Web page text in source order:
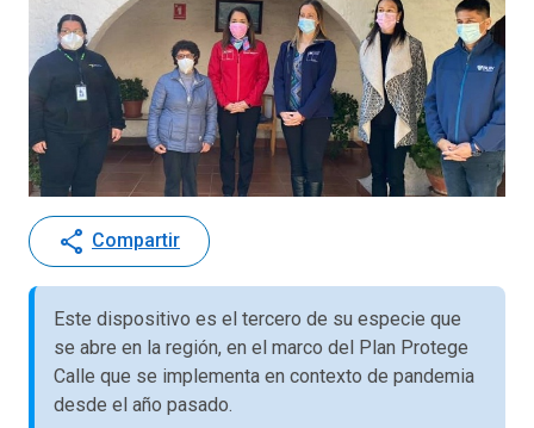
share Compartir
Este dispositivo es el tercero de su especie que
se abre en la región, en el marco del Plan Protege
Calle que se implementa en contexto de pandemia
desde el año pasado.